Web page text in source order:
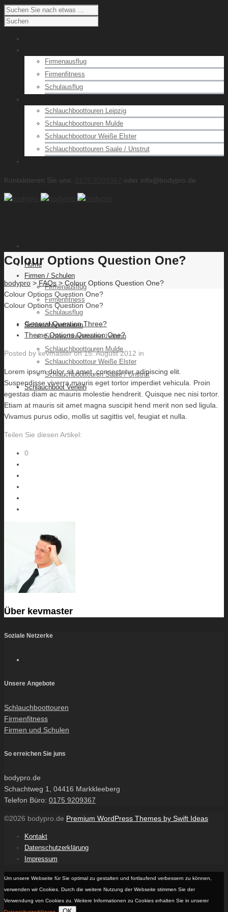
Firmenausflug
Firmenfitness
Schulausflug
Schlauchboottouren Leipzig
Schlauchboottouren Mulde
Schlauchboottour Weiße Elster
Schlauchboottouren Saale / Unstrut
Kontaktieren Sie uns: oder info@bodypro.de
Home
Firmen / Schulen
Firmenausflug
Firmenfitness
Schulausflug
Schlauchboottouren
Schlauchboottouren Leipzig
Schlauchboottouren Mulde
Schlauchboottour Weiße Elster
Schlauchboottouren Saale / Unstrut
Schlauchboot Verleih
Colour Options Question One?
bodypro > FAQs > Colour Options Question One?
Colour Options Question One?
Colour Options Question One?
General Question Three?
Theme Options Question One?
Posted bykevmasteron15. August 2012 in
Lorem ipsum dolor sit amet, consectetur adipiscing elit.
Suspendisse viverra mauris eget tortor imperdiet vehicula. Proin
egestas diam ac mauris molestie hendrerit. Quisque nec nisi tortor.
Etiam at mauris sit amet magna suscipit hend merit non sed ligula.
Vivamus purus odio, mollis ut sagittis vel, feugiat et nulla.
Teilen Sie diesen Artikel:
0
Über kevmaster
Soziale Netzerke
Unsere Angebote
Schlauchboottouren
Firmenfitness
Firmen und Schulen
So erreichen Sie juns
bodypro.de
Schachtweg 1, 04416 Markkleeberg
Telefon Büro: 0175 9209367
©2026 bodypro.de Premium WordPress Themes by Swift Ideas
Kontakt
Datenschutzerklärung
Impressum
Um unsere Webseite für Sie optimal zu gestalten und fortlaufend verbessern zu können,
verwenden wir Cookies. Durch die weitere Nutzung der Webseite stimmen Sie der
Verwendung von Cookies zu. Weitere Informationen zu Cookies erhalten Sie in unserer